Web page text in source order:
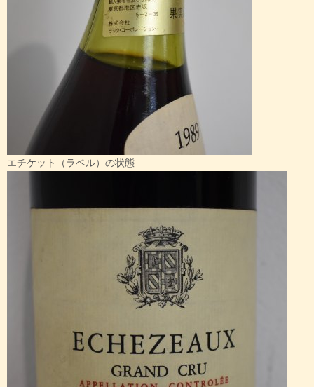
エチケット（ラベル）の状態